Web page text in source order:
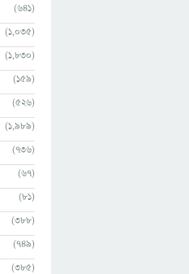
(641)
(1,035)
(1,830)
(159)
(526)
(1,989)
(736)
(67)
(81)
(388)
(749)
(385)